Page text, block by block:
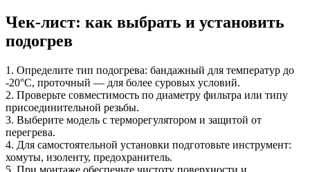
Чек-лист: как выбрать и установить
подогрев
1. Определите тип подогрева: бандажный для температур до
-20°C, проточный — для более суровых условий.
2. Проверьте совместимость по диаметру фильтра или типу
присоединительной резьбы.
3. Выберите модель с терморегулятором и защитой от
перегрева.
4. Для самостоятельной установки подготовьте инструмент:
хомуты, изоленту, предохранитель.